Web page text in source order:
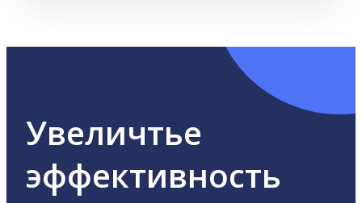
Увеличтье
эффективность